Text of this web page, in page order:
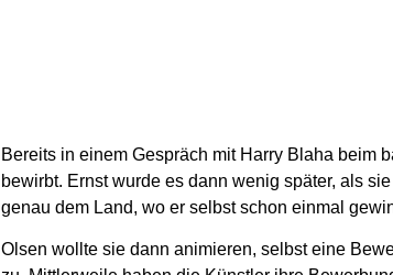
Bereits in einem Gespräch mit Harry Blaha beim
bewirbt. Ernst wurde es dann wenig später, als
genau dem Land, wo er selbst schon einmal
Olsen wollte sie dann animieren, selbst eine